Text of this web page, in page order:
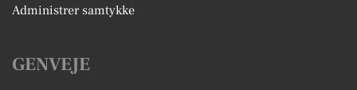
Administrer samtykke
GENVEJE